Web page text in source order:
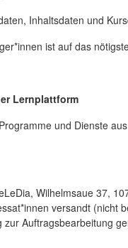
Inhaltsdaten und
ist auf das
Lernplattform
und Dienste
Wilhelmsaue 37,
versandt
Auftragsbearbeitung